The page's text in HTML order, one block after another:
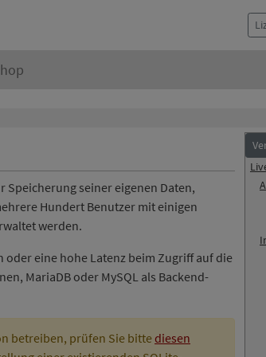
seiner eigenen Daten,
Hundert Benutzer mit einigen
werden.
oder eine hohe Latenz beim Zugriff auf die
MariaDB oder MySQL als Backend-
betreiben, prüfen Sie bittediesen